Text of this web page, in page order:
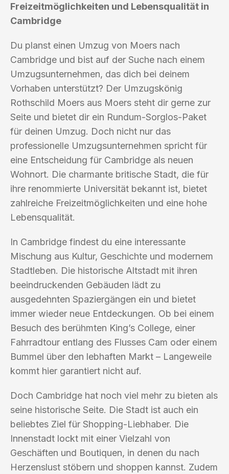
Freizeitmöglichkeiten und Lebensqualität in
Cambridge
Du planst einen Umzug von Moers nach
Cambridge und bist auf der Suche nach einem
Umzugsunternehmen, das dich bei deinem
Vorhaben unterstützt? Der Umzugskönig
Rothschild Moers aus Moers steht dir gerne zur
Seite und bietet dir ein Rundum-Sorglos-Paket
für deinen Umzug. Doch nicht nur das
professionelle Umzugsunternehmen spricht für
eine Entscheidung für Cambridge als neuen
Wohnort. Die charmante britische Stadt, die für
ihre renommierte Universität bekannt ist, bietet
zahlreiche Freizeitmöglichkeiten und eine hohe
Lebensqualität.
In Cambridge findest du eine interessante
Mischung aus Kultur, Geschichte und modernem
Stadtleben. Die historische Altstadt mit ihren
beeindruckenden Gebäuden lädt zu
ausgedehnten Spaziergängen ein und bietet
immer wieder neue Entdeckungen. Ob bei einem
Besuch des berühmten King’s College, einer
Fahrradtour entlang des Flusses Cam oder einem
Bummel über den lebhaften Markt – Langeweile
kommt hier garantiert nicht auf.
Doch Cambridge hat noch viel mehr zu bieten als
seine historische Seite. Die Stadt ist auch ein
beliebtes Ziel für Shopping-Liebhaber. Die
Innenstadt lockt mit einer Vielzahl von
Geschäften und Boutiquen, in denen du nach
Herzenslust stöbern und shoppen kannst. Zudem